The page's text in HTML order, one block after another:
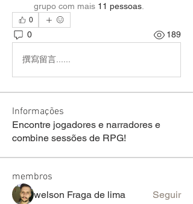
grupo com mais 11 pessoas
0
0 189
撰寫留言......
Informações
Encontre jogadores e narradores e
combine sessões de RPG!
membros
welson Fraga de lima
Seguir